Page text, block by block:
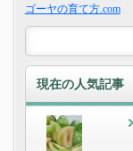
ゴーヤの育て方.com
現在の人気記事